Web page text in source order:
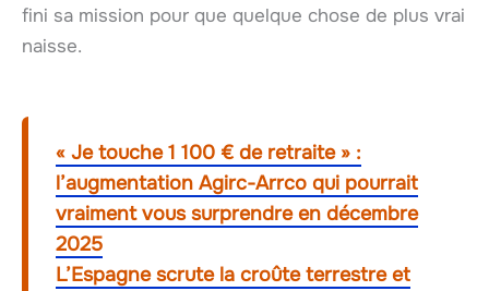
fini sa mission pour que quelque chose de plus vrai
naisse.
« Je touche 1 100 € de retraite » :
l’augmentation Agirc-Arrco qui pourrait
vraiment vous surprendre en décembre
2025
L’Espagne scrute la croûte terrestre et